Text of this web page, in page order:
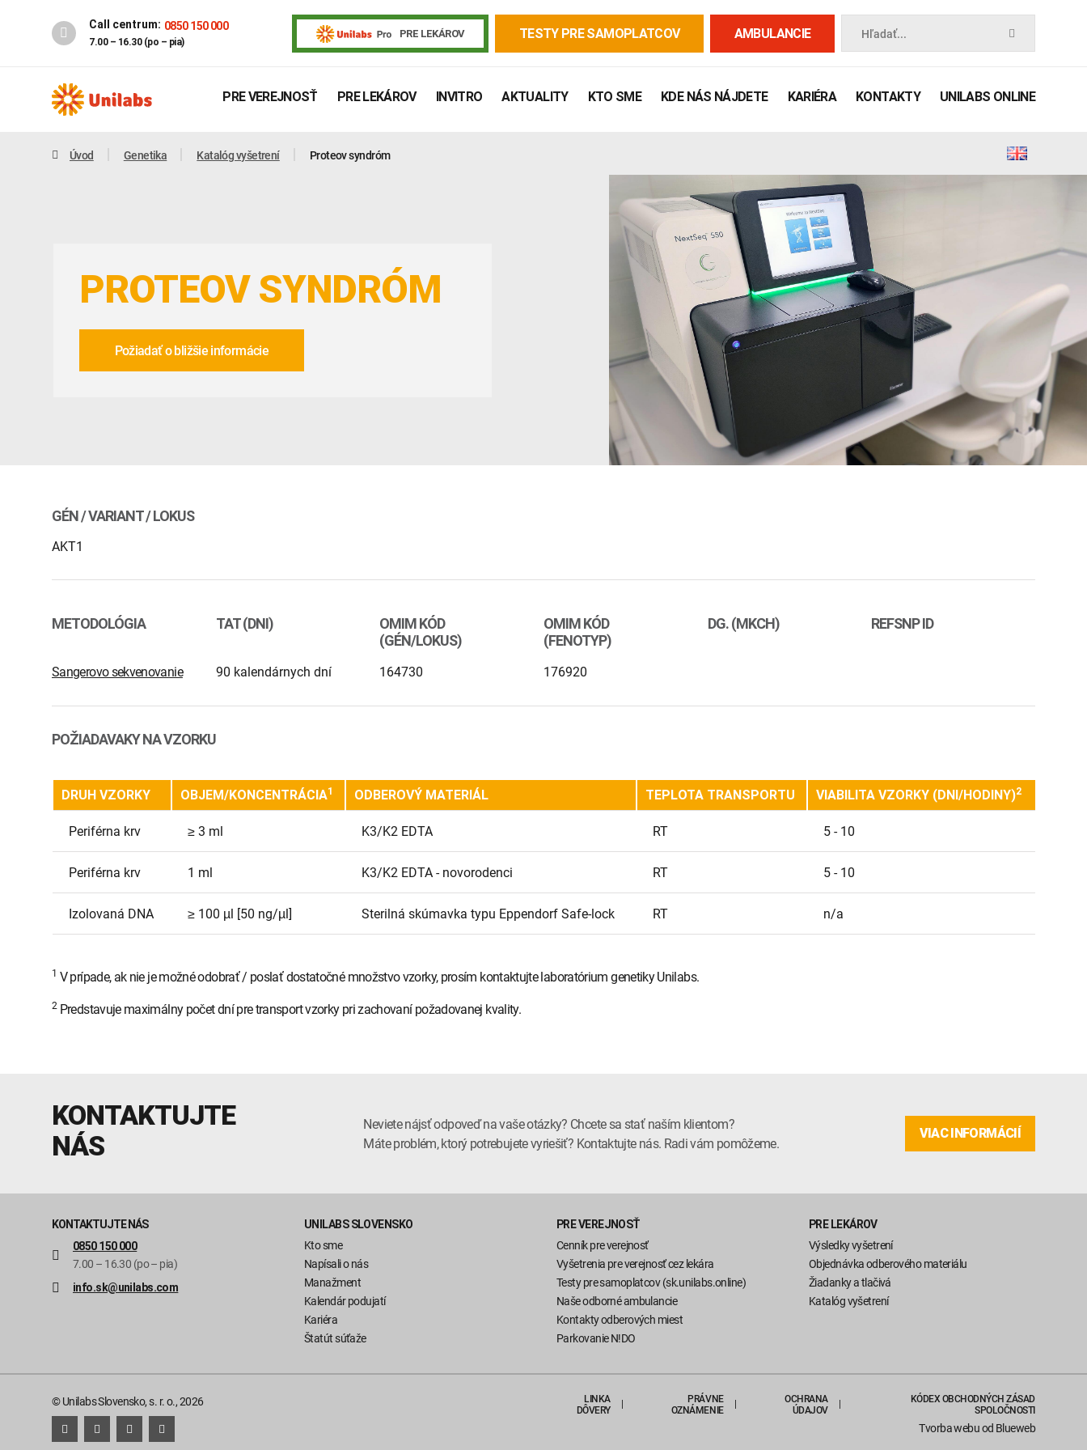
Call centrum: 0850 150 000
7.00 – 16.30 (po – pia)
PRE LEKÁROV TESTY PRE SAMOPLATCOV AMBULANCIE Hľadať...
Genetika Covid-19 Žiadanky a tlačivá Kortizol Odberová príručka
PRE VEREJNOSŤ PRE LEKÁROV INVITRO AKTUALITY KTO SME KDE NÁS NÁJDETE KARIÉRA KONTAKTY UNILABS ONLINE
Úvod Genetika Katalóg vyšetrení Proteov syndróm
PROTEOV SYNDRÓM
Požiadať o bližšie informácie
GÉN / VARIANT / LOKUS
AKT1
METODOLÓGIA
Sangerovo sekvenovanie
TAT (DNI)
90 kalendárnych dní
OMIM KÓD
(GÉN/LOKUS)
164730
OMIM KÓD
(FENOTYP)
176920
DG. (MKCH) REFSNP ID
POŽIADAVAKY NA VZORKU
DRUH VZORKY OBJEM/KONCENTRÁCIA1 ODBEROVÝ MATERIÁL TEPLOTA TRANSPORTU VIABILITA VZORKY (DNI/HODINY)2
Periférna krv ≥ 3 ml K3/K2 EDTA RT 5 - 10
Periférna krv 1 ml K3/K2 EDTA - novorodenci RT 5 - 10
Izolovaná DNA ≥ 100 µl [50 ng/µl] Sterilná skúmavka typu Eppendorf Safe-lock RT n/a
1 V prípade, ak nie je možné odobrať / poslať dostatočné množstvo vzorky, prosím kontaktujte laboratórium genetiky Unilabs.
2Predstavuje maximálny počet dní pre transport vzorky pri zachovaní požadovanej kvality.
KONTAKTUJTE
NÁS
Neviete nájsť odpoveď na vaše otázky? Chcete sa stať naším klientom?
Máte problém, ktorý potrebujete vyriešiť? Kontaktujte nás. Radi vám pomôžeme.
VIAC INFORMÁCIÍ
KONTAKTUJTE NÁS
0850 150 000
7.00 – 16.30 (po – pia)
info.sk@unilabs.com
UNILABS SLOVENSKO
Kto sme
Napísali o nás
Manažment
Kalendár podujatí
Kariéra
Štatút súťaže
PRE VEREJNOSŤ
Cenník pre verejnosť
Vyšetrenia pre verejnosť cez lekára
Testy pre samoplatcov (sk.unilabs.online)
Naše odborné ambulancie
Kontakty odberových miest
Parkovanie N!DO
PRE LEKÁROV
Výsledky vyšetrení
Objednávka odberového materiálu
Žiadanky a tlačivá
Katalóg vyšetrení
© Unilabs Slovensko, s. r. o., 2026
LINKA
DÔVERY
PRÁVNE
OZNÁMENIE
OCHRANA
ÚDAJOV
KÓDEX OBCHODNÝCH ZÁSAD
SPOLOČNOSTI
Tvorba webuod Blueweb